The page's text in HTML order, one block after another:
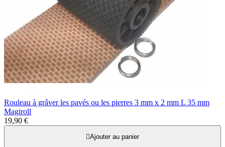
Rouleau à grâver les pavés ou les pierres 3 mm x 2 mm L 35 mm
Magiroll
19,90 €
Ajouter au panier